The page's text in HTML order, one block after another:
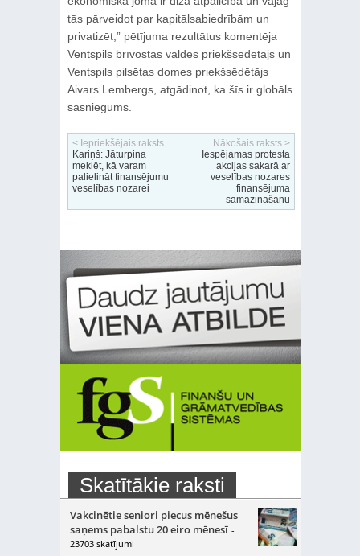
tās pārveidot par kapitālsabiedrībām un
privatizēt,” pētījuma rezultātus komentēja
Ventspils brīvostas valdes priekšsēdētājs un
Ventspils pilsētas domes priekšsēdētājs
Aivars Lembergs, atgādinot, ka šīs ir globāls
sasniegums.
< Iepriekšējais raksts
Kariņš: Jāturpina
meklēt, kā varam
palielināt finansējumu
veselības nozarei
Nākošais raksts >
Iespējamas protesta
akcijas sakarā ar
veselības nozares
finansējuma
samazināšanu
Skatītākie raksti
Vakcinētie seniori piecus mēnešus
saņems pabalstu 20 eiro mēnesī -
23703 skatījumi